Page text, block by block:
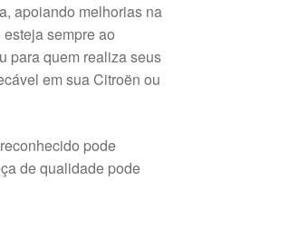
apoiando melhorias na
sempre ao
para quem realiza seus
em sua Citroën ou
pode
de qualidade pode